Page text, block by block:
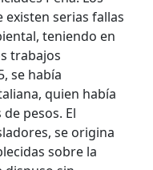
serias fallas
teniendo en
trabajos
se había
quien había
pesos. El
se origina
sobre la